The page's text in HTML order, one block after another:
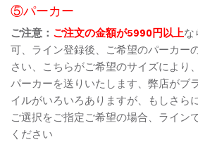
⑤パーカー
ご注意： ご注文の金額が5990円以上な
可、ライン登録後、ご希望のパーカー
さい、こちらがご希望のサイズにより
パーカーを送りいたします、弊店がブ
イルがいろいろありますが、もしさら
ご選択をご指定ご希望の場合、ライン
ください